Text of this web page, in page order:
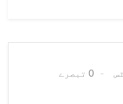
میں
میں
0 تبصرے